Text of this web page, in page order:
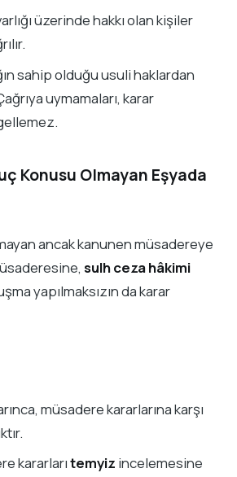
üzerinde hakkı olan kişiler
sahip olduğu usuli haklardan
uymamaları, karar
Konusu Olmayan Eşyada
ancak kanunen müsadereye
sulh ceza hâkimi
yapılmaksızın da karar
müsadere kararlarına karşı
kararlarıtemyiz incelemesine